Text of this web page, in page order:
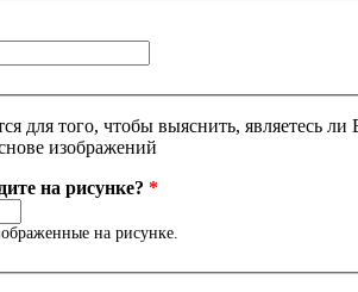
для того, чтобы выяснить, являетесь
на рисунке? *
на рисунке.